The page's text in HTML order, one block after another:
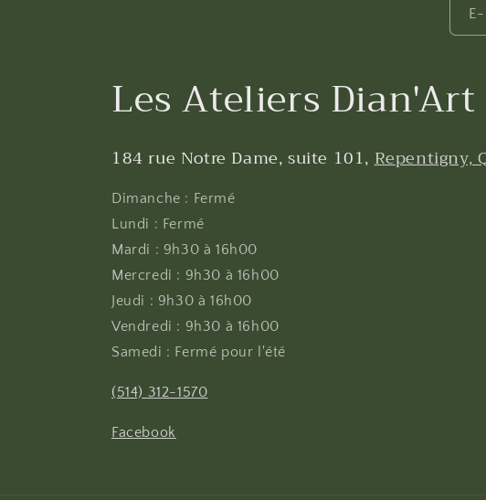
Les Ateliers Dian'Art
184 rue Notre Dame, suite 101,Repentigny,
Dimanche : Fermé
Lundi : Fermé
Mardi : 9h30 à 16h00
Mercredi : 9h30 à 16h00
Jeudi : 9h30 à 16h00
Vendredi : 9h30 à 16h00
Samedi : Fermé pour l'été
(514) 312-1570
Facebook